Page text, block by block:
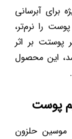
برای آبرسانی
را نرم‌تر،
پوستت بر اثر
این محصول
پوست
موسین حلزون